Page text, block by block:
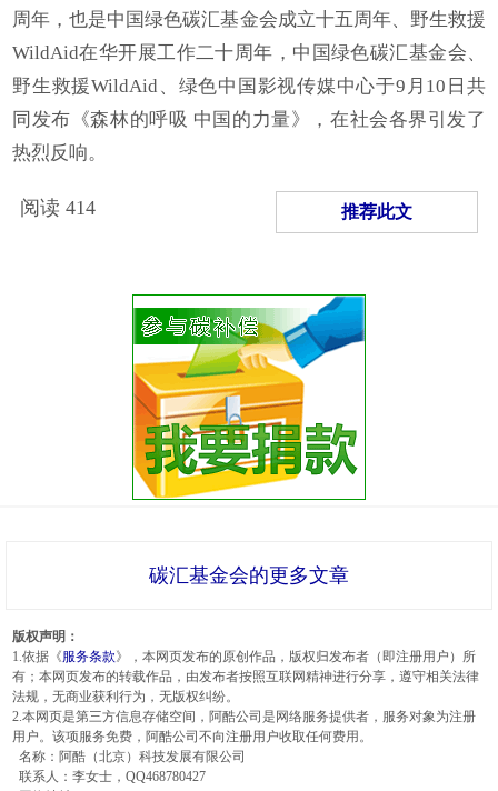
周年，也是中国绿色碳汇基金会成立十五周年、野生救援
WildAid在华开展工作二十周年，中国绿色碳汇基金会、
野生救援WildAid、绿色中国影视传媒中心于9月10日共
同发布《森林的呼吸 中国的力量》，在社会各界引发了
热烈反响。
阅读 414 推荐此文
碳汇基金会的更多文章
版权声明：
1.依据《服务条款》，本网页发布的原创作品，版权归发布者（即注册用户）所
有；本网页发布的转载作品，由发布者按照互联网精神进行分享，遵守相关法律
法规，无商业获利行为，无版权纠纷。
2.本网页是第三方信息存储空间，阿酷公司是网络服务提供者，服务对象为注册
用户。该项服务免费，阿酷公司不向注册用户收取任何费用。
名称：阿酷（北京）科技发展有限公司
联系人：李女士，QQ468780427